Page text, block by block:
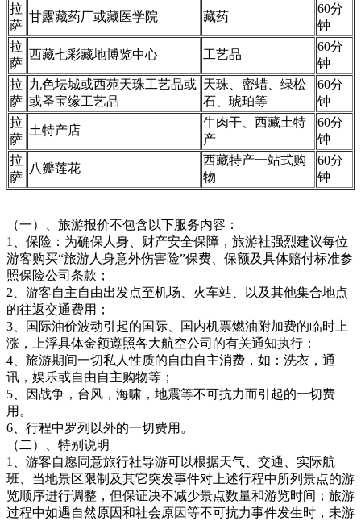
拉
萨
甘露藏药厂或藏医学院 藏药
60分
钟
拉
萨
西藏七彩藏地博览中心 工艺品
60分
钟
拉
萨
九色坛城或西苑天珠工艺品或
或圣宝缘工艺品
天珠、密蜡、绿松
石、琥珀等
60分
钟
拉
萨
土特产店
牛肉干、西藏土特
产
60分
钟
拉
萨
八瓣莲花
西藏特产一站式购
物
60分
钟
（一）、旅游报价不包含以下服务内容：
1、保险：为确保人身、财产安全保障，旅游社强烈建议每位
游客购买“旅游人身意外伤害险”保费、保额及具体赔付标准参
照保险公司条款；
2、游客自主自由出发点至机场、火车站、以及其他集合地点
的往返交通费用；
3、国际油价波动引起的国际、国内机票燃油附加费的临时上
涨，上浮具体金额遵照各大航空公司的有关通知执行；
4、旅游期间一切私人性质的自由自主消费，如：洗衣，通
讯，娱乐或自由自主购物等；
5、因战争，台风，海啸，地震等不可抗力而引起的一切费
用。
6、行程中罗列以外的一切费用。
（二）、特别说明
1、游客自愿同意旅行社导游可以根据天气、交通、实际航
班、当地景区限制及其它突发事件对上述行程中所列景点的游
览顺序进行调整，但保证决不减少景点数量和游览时间；旅游
过程中如遇自然原因和社会原因等不可抗力事件发生时，未游